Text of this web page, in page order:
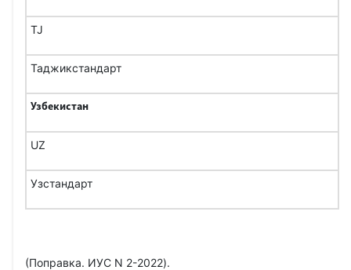
TJ
Таджикстандарт
Узбекистан
UZ
Узстандарт
(Поправка. ИУС N 2-2022).